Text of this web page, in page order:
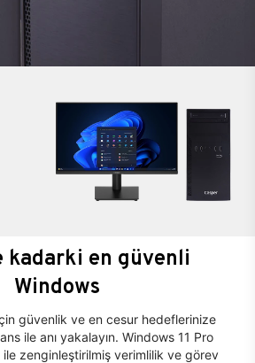
kadarki en güvenli
Windows
güvenlik ve en cesur hedeflerinize
ile anı yakalayın. Windows 11 Pro
zenginleştirilmiş verimlilik ve görev